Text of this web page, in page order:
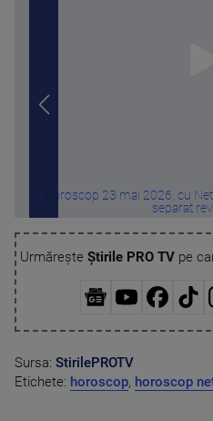
Horoscop 23 mai 2026, cu
separat
Urmărește Știrile PRO TVpe
Sursa: StirilePROTV
Etichete: horoscop, horoscop